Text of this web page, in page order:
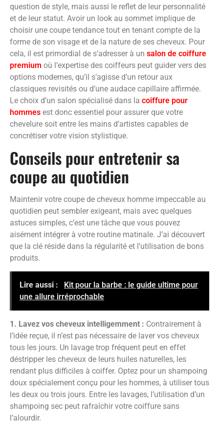
question de style, mais aussi le reflet de leur personnalité
et de leur statut. Avoir un look au sommet implique de
choisir une coupe tendance tout en tenant compte de la
forme de son visage et de la nature de ses cheveux. Pour
cela, il est primordial de s’adresser à un salon de coiffure
premium où l’expertise des coiffeurs peut guider vers des
options modernes, qu’il s’agisse d’un retour aux
classiques revisités ou d’une audace capillaire affirmée.
Le choix d’un salon spécialisé dans la coiffure pour
hommes est donc essentiel pour assurer que votre
chevelure soit entre les mains d’artistes capables de
concrétiser votre vision stylistique.
Conseils pour entretenir sa
coupe au quotidien
Maintenir votre coupe de cheveux homme impeccable au
quotidien peut sembler exigeant, mais avec quelques
astuces simples, c’est une tâche que vous pouvez
aisément intégrer à votre routine matinale. J’ai découvert
que la clé réside dans la régularité et l’utilisation de bons
produits.
Lire aussi :
Kit pour la barbe : le guide ultime pour
une allure irréprochable
1. Lavez vos cheveux intelligemment : Contrairement à
l’idée reçue, il n’est pas nécessaire de laver vos cheveux
tous les jours. Un lavage trop fréquent peut en effet
déstripper les cheveux de leurs huiles naturelles, les
rendant plus difficiles à coiffer. Optez pour un shampoing
doux spécialement conçu pour les hommes, à utiliser tous
les deux ou trois jours. Entre les lavages, l’utilisation d’un
shampoing sec peut rafraîchir votre coiffure sans
l’alourdir.